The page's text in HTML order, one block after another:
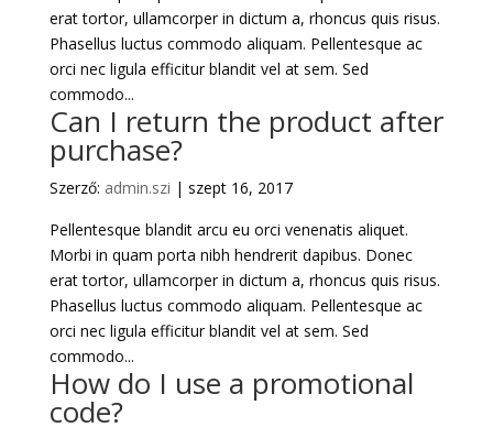
erat tortor, ullamcorper in dictum a, rhoncus quis risus.
Phasellus luctus commodo aliquam. Pellentesque ac
orci nec ligula efficitur blandit vel at sem. Sed
commodo...
Can I return the product after
purchase?
Szerző: admin.szi | szept 16, 2017
Pellentesque blandit arcu eu orci venenatis aliquet.
Morbi in quam porta nibh hendrerit dapibus. Donec
erat tortor, ullamcorper in dictum a, rhoncus quis risus.
Phasellus luctus commodo aliquam. Pellentesque ac
orci nec ligula efficitur blandit vel at sem. Sed
commodo...
How do I use a promotional
code?